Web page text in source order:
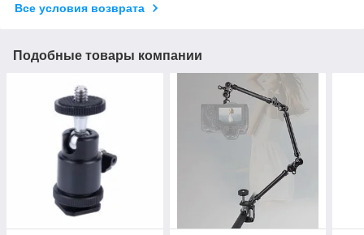
Все условия возврата
Подобные товары компании